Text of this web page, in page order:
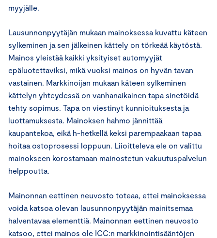
myyjälle.
Lausunnonpyytäjän mukaan mainoksessa kuvattu käteen
sylkeminen ja sen jälkeinen kättely on törkeää käytöstä.
Mainos yleistää kaikki yksityiset automyyjät
epäluotettaviksi, mikä vuoksi mainos on hyvän tavan
vastainen. Markkinoijan mukaan käteen sylkeminen
kättelyn yhteydessä on vanhanaikainen tapa sinetöidä
tehty sopimus. Tapa on viestinyt kunnioituksesta ja
luottamuksesta. Mainoksen hahmo jännittää
kaupantekoa, eikä h-hetkellä keksi parempaakaan tapaa
hoitaa ostoprosessi loppuun. Liioitteleva ele on valittu
mainokseen korostamaan mainostetun vakuutuspalvelun
helppoutta.
Mainonnan eettinen neuvosto toteaa, ettei mainoksessa
voida katsoa olevan lausunnonpyytäjän mainitsemaa
halventavaa elementtiä. Mainonnan eettinen neuvosto
katsoo, ettei mainos ole ICC:n markkinointisääntöjen